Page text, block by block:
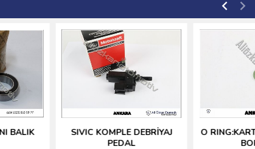
SIVIC KOMPLE DEBRİYAJ
O RING:KARTER,YAG CUBUK